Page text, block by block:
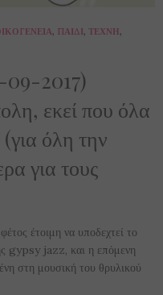
, ΠΑΙΔΊ, ΤΈΧΝΗ,
09-2017)
εκεί που όλα
όλη την
για τους
έτοιμη να υποδεχτεί το
gypsy jazz, και η επόμενη
στη μουσική του θρυλικού